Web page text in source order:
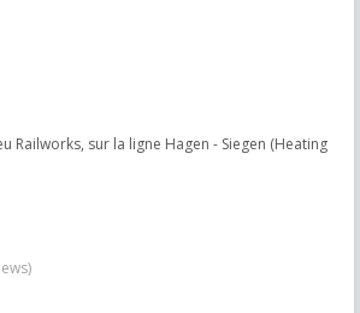
Railworks, sur la ligne Hagen - Siegen (Heating